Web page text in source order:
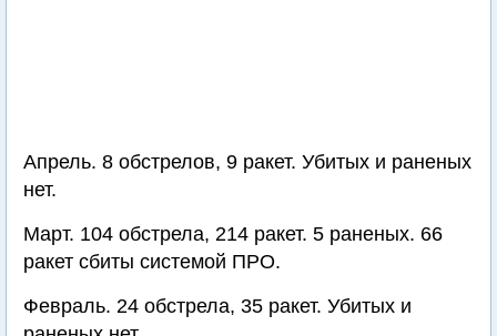
Апрель. 8 обстрелов, 9 ракет. Убитых и раненых
нет.
Март. 104 обстрела, 214 ракет. 5 раненых. 66
ракет сбиты системой ПРО.
Февраль. 24 обстрела, 35 ракет. Убитых и